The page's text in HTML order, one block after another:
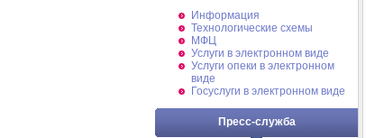
Информация
Технологические схемы
МФЦ
Услуги в электронном виде
Услуги опеки в электронном
виде
Госуслуги в электронном виде
Пресс-служба